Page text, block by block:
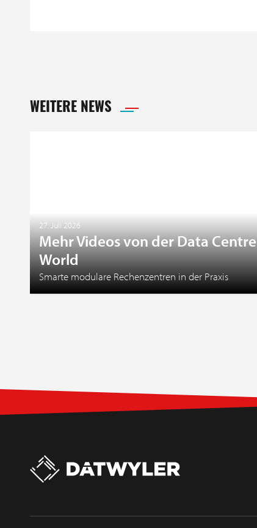
WEITERE NEWS
27. Juli 2026
Mehr Videos von der Data Centre
World
Smarte modulare Rechenzentren in der Praxis